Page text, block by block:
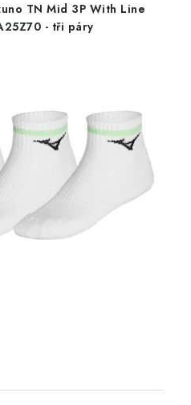
TN Mid 3P With Line
- tři páry